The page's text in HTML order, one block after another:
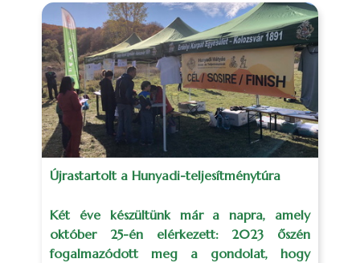
Újrastartolt a Hunyadi-teljesítménytúra
Két éve készültünk már a napra, amely
október 25-én elérkezett: 2023 őszén
fogalmazódott meg a gondolat, hogy